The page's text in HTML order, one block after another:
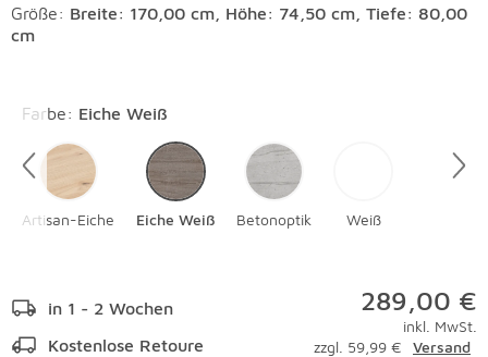
Größe: Breite: 170,00 cm, Höhe: 74,50 cm, Tiefe: 80,00
cm
Farbe: Eiche Weiß
Artisan-Eiche Eiche Weiß Betonoptik Weiß
in 1 - 2 Wochen
Kostenlose Retoure
289,00 €
inkl. MwSt.
zzgl. 59,99 €
Versand